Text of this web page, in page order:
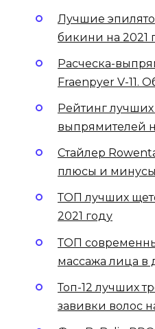
Лучшие
бикини на 2021
Расческа-
Fraenpyer V-11.
Рейтинг лучших
выпрямителей
Стайлер
плюсы и минусы
ТОП лучших
2021 году
ТОП
массажа лица в
Топ-12 лучших
завивки волос